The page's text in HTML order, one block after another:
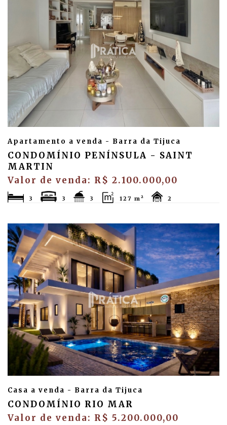
Apartamento a venda - Barra da Tijuca
CONDOMÍNIO PENÍNSULA - SAINT
MARTIN
Valor de venda: R$ 2.100.000,00
3 3 3 127 m² 2
Casa a venda - Barra da Tijuca
CONDOMÍNIO RIO MAR
Valor de venda: R$ 5.200.000,00